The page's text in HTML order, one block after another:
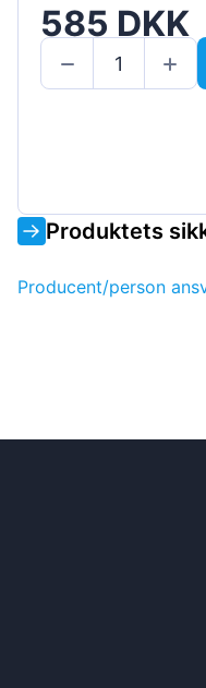
585 DKK
Produktets
Producent/person